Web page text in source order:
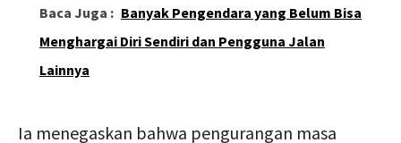
Baca Juga : Banyak Pengendara yang Belum Bisa
Menghargai Diri Sendiri dan Pengguna Jalan
Lainnya
Ia menegaskan bahwa pengurangan masa